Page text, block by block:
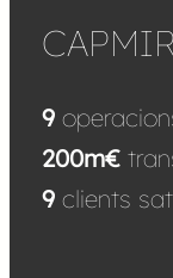
9
200m€
9clients